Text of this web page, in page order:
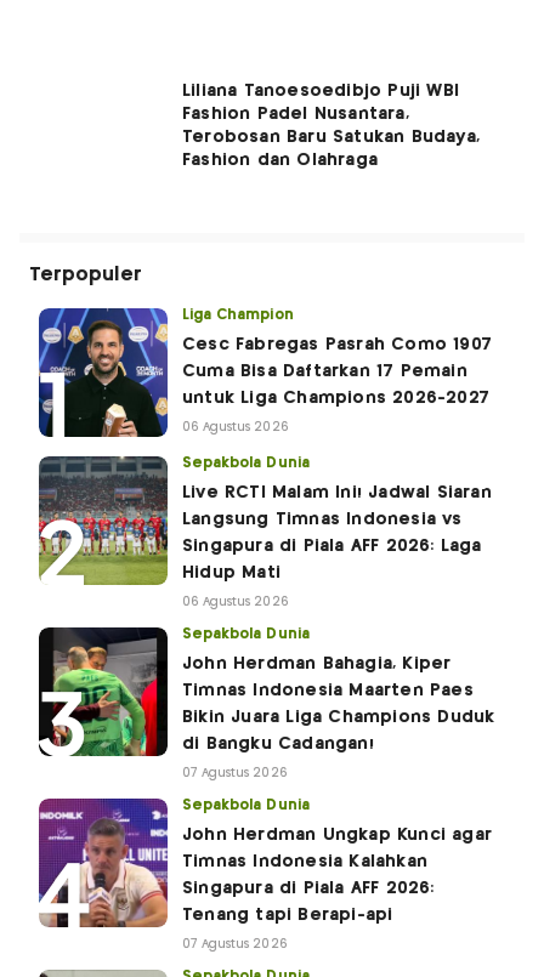
Liliana Tanoesoedibjo Puji WBI
Fashion Padel Nusantara,
Terobosan Baru Satukan Budaya,
Fashion dan Olahraga
Terpopuler
Liga Champion
Cesc Fabregas Pasrah Como 1907
Cuma Bisa Daftarkan 17 Pemain
untuk Liga Champions 2026-2027
06 Agustus 2026
Sepakbola Dunia
Live RCTI Malam Ini! Jadwal Siaran
Langsung Timnas Indonesia vs
Singapura di Piala AFF 2026: Laga
Hidup Mati
06 Agustus 2026
Sepakbola Dunia
John Herdman Bahagia, Kiper
Timnas Indonesia Maarten Paes
Bikin Juara Liga Champions Duduk
di Bangku Cadangan!
07 Agustus 2026
Sepakbola Dunia
John Herdman Ungkap Kunci agar
Timnas Indonesia Kalahkan
Singapura di Piala AFF 2026:
Tenang tapi Berapi-api
07 Agustus 2026